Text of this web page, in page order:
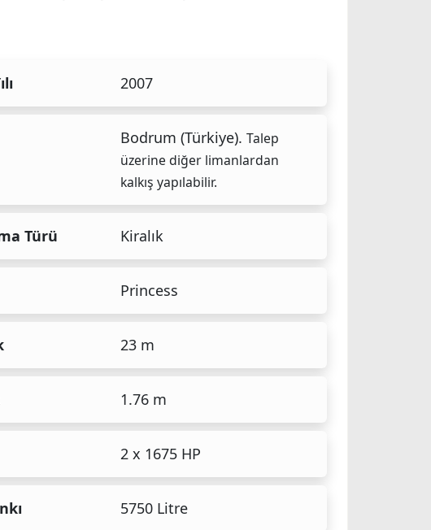
2007
Bodrum (Türkiye). Talep
üzerine diğer limanlardan
kalkış yapılabilir.
Türü Kiralık
Princess
23 m
1.76 m
2 x 1675 HP
5750 Litre